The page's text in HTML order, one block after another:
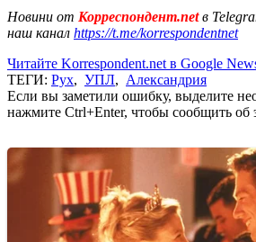
Новини от Корреспондент.netв
наш канал https://t.me/korrespondentnet
Читайте Korrespondent.net в Google
ТЕГИ: Рух, УПЛ, Александрия
Если вы заметили ошибку, выделите
нажмите Ctrl+Enter, чтобы сообщить об